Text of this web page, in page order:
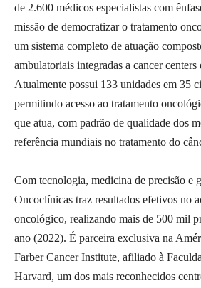
de 2.600 médicos especialistas com
missão de democratizar o tratamento
um sistema completo de atuação
ambulatoriais integradas a cancer
Atualmente possui 133 unidades em 35
permitindo acesso ao tratamento
que atua, com padrão de qualidade dos
referência mundiais no tratamento do
Com tecnologia, medicina de precisão e
Oncoclínicas traz resultados efetivos no
oncológico, realizando mais de 500 mil
ano (2022). É parceira exclusiva na
Farber Cancer Institute, afiliado à
Harvard, um dos mais reconhecidos